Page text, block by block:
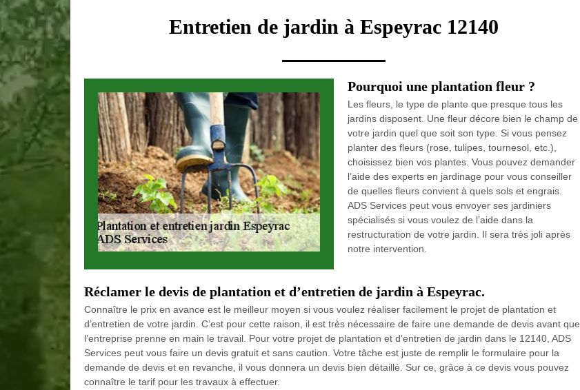
Entretien de jardin à Espeyrac 12140
Pourquoi une plantation fleur ?
Les fleurs, le type de plante que presque tous les
jardins disposent. Une fleur décore bien le champ de
votre jardin quel que soit son type. Si vous pensez
planter des fleurs (rose, tulipes, tournesol, etc.),
choisissez bien vos plantes. Vous pouvez demander
l’aide des experts en jardinage pour vous conseiller
de quelles fleurs convient à quels sols et engrais.
ADS Services peut vous envoyer ses jardiniers
spécialisés si vous voulez de l’aide dans la
restructuration de votre jardin. Il sera très joli après
notre intervention.
Réclamer le devis de plantation et d’entretien de jardin à Espeyrac.
Connaître le prix en avance est le meilleur moyen si vous voulez réaliser facilement le projet de plantation et
d’entretien de votre jardin. C’est pour cette raison, il est très nécessaire de faire une demande de devis avant que
l’entreprise prenne en main le travail. Pour votre projet de plantation et d’entretien de jardin dans le 12140, ADS
Services peut vous faire un devis gratuit et sans caution. Votre tâche est juste de remplir le formulaire pour la
demande de devis et en revanche, il vous donnera un devis bien détaillé. Sur ce, grâce à ce devis vous pouvez
connaître le tarif pour les travaux à effectuer.